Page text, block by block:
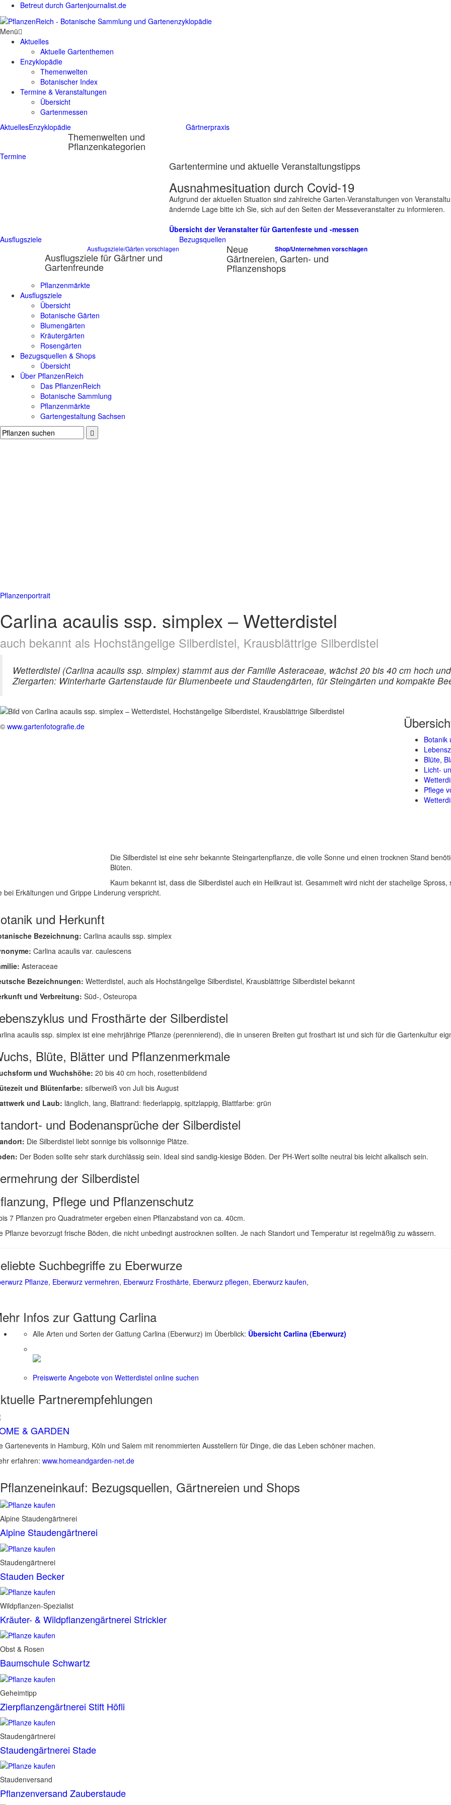
Betreut durch Gartenjournalist.de
AktuellesEnzyklopädie
Themenwelten und
Pflanzenkategorien
Gärtnerpraxis
Termine
Gartentermine und aktuelle Veranstaltungstipps
Ausnahmesituation durch Covid-19
Aufgrund der aktuellen Situation sind zahlreiche Garten-Veranstaltungen von
ändernde Lage bitte ich Sie, sich auf den Seiten der Messeveranstalter zu informieren.
Übersicht der Veranstalter für Gartenfeste und -messen
Ausflugsziele
Ausflugsziele/Gärten vorschlagen
Ausflugsziele für Gärtner und
Gartenfreunde
Bezugsquellen
Shop/Unternehmen vorschlagen
Neue
Gärtnereien, Garten- und
Pflanzenshops
Menü
Aktuelles
Aktuelle Gartenthemen
Enzyklopädie
Themenwelten
Botanischer Index
Termine & Veranstaltungen
Übersicht
Gartenmessen
Pflanzenmärkte
Ausflugsziele
Übersicht
Botanische Gärten
Blumengärten
Kräutergärten
Rosengärten
Bezugsquellen & Shops
Übersicht
Über PflanzenReich
Das PflanzenReich
Botanische Sammlung
Pflanzenmärkte
Gartengestaltung Sachsen
Pflanzenportrait
Carlina acaulis ssp. simplex – Wetterdistel
auch bekannt als Hochstängelige Silberdistel, Krausblättrige Silberdistel
Wetterdistel (Carlina acaulis ssp. simplex) stammt aus der Familie Asteraceae, wächst 20 bis 40 cm hoch
Ziergarten: Winterharte Gartenstaude für Blumenbeete und Staudengärten, für Steingärten und kompakte
© www.gartenfotografie.de
Botanik
Blüte,
Licht-
Pflege
Die Silberdistel ist eine sehr bekannte Steingartenpflanze, die volle Sonne und einen trocknen Stand
Blüten.
Kaum bekannt ist, dass die Silberdistel auch ein Heilkraut ist. Gesammelt wird nicht der stachelige
bei Erkältungen und Grippe Linderung verspricht.
und Herkunft
Bezeichnung: Carlina acaulis ssp. simplex
Carlina acaulis var. caulescens
Asteraceae
Bezeichnungen: Wetterdistel, auch als Hochstängelige Silberdistel, Krausblättrige Silberdistel bekannt
und Verbreitung: Süd-, Osteuropa
und Frosthärte der Silberdistel
acaulis ssp. simplex ist eine mehrjährige Pflanze (perennierend), die in unseren Breiten gut frosthart ist und sich für die Gartenkultur
Blüte, Blätter und Pflanzenmerkmale
und Wuchshöhe: 20 bis 40 cm hoch, rosettenbildend
und Blütenfarbe: silberweiß von Juli bis August
und Laub: länglich, lang, Blattrand: fiederlappig, spitzlappig, Blattfarbe: grün
und Bodenansprüche der Silberdistel
Die Silberdistel liebt sonnige bis vollsonnige Plätze.
Der Boden sollte sehr stark durchlässig sein. Ideal sind sandig-kiesige Böden. Der PH-Wert sollte neutral bis leicht alkalisch sein.
der Silberdistel
Pflege und Pflanzenschutz
7 Pflanzen pro Quadratmeter ergeben einen Pflanzabstand von ca. 40cm.
Pflanze bevorzugt frische Böden, die nicht unbedingt austrocknen sollten. Je nach Standort und Temperatur ist regelmäßig zu wässern.
Suchbegriffe zu Eberwurze
Pflanze, Eberwurz vermehren, Eberwurz Frosthärte, Eberwurz pflegen, Eberwurz kaufen,
Infos zur Gattung Carlina
Alle Arten und Sorten der Gattung Carlina (Eberwurz) im Überblick: Übersicht Carlina (Eberwurz)
Preiswerte Angebote von Wetterdistel online suchen
Partnerempfehlungen
& GARDEN
Gartenevents in Hamburg, Köln und Salem mit renommierten Ausstellern für Dinge, die das Leben schöner machen.
erfahren: www.homeandgarden-net.de
Pflanzeneinkauf: Bezugsquellen, Gärtnereien und Shops
Alpine Staudengärtnerei
Alpine Staudengärtnerei
Staudengärtnerei
Stauden Becker
Wildpflanzen-Spezialist
Kräuter- & Wildpflanzengärtnerei Strickler
Obst & Rosen
Baumschule Schwartz
Geheimtipp
Zierpflanzengärtnerei Stift Höfli
Staudengärtnerei
Staudengärtnerei Stade
Staudenversand
Pflanzenversand Zauberstaude